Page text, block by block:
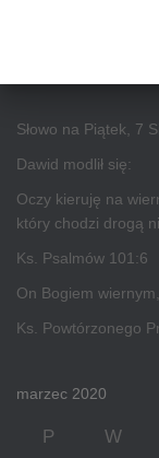
Słowo na Piątek, 7
Dawid modlił się:
Oczy kieruję na
który chodzi drogą
Ks. Psalmów 101:6
On Bogiem
Ks. Powtórzonego
marzec 2020
P W